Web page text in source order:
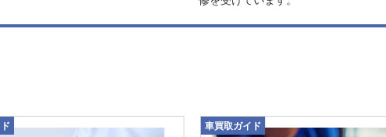
車買取ガイド